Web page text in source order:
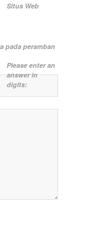
Situs Web
pada peramban
Please enter an
answer in
digits: